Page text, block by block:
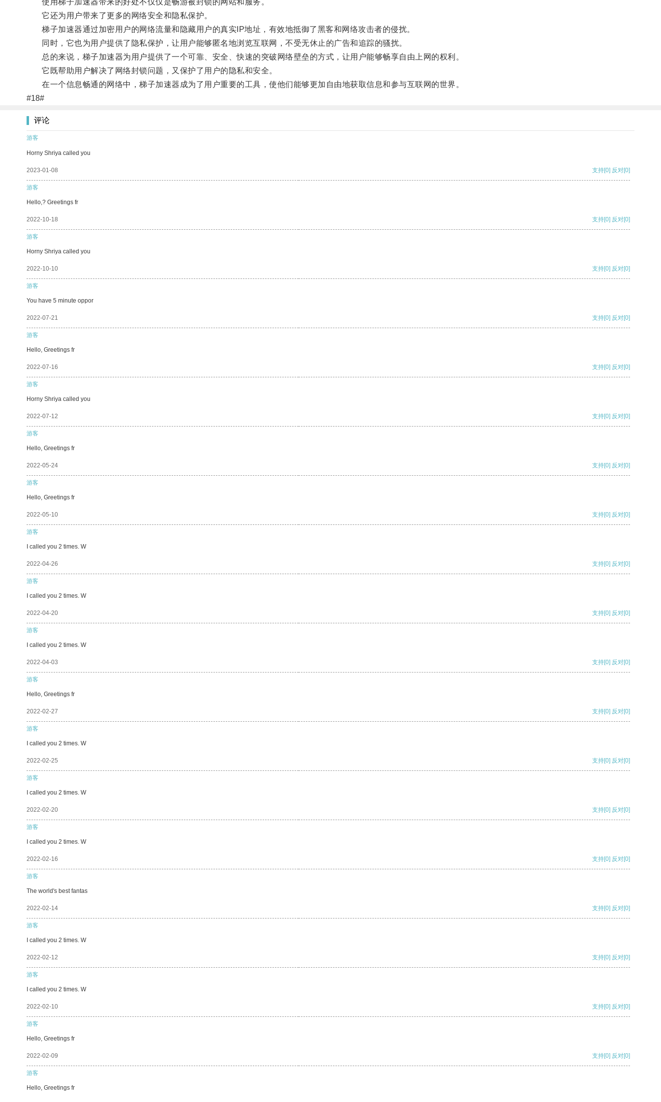
使用梯子加速器带来的好处不仅仅是畅游被封锁的网站和服务。
它还为用户带来了更多的网络安全和隐私保护。
梯子加速器通过加密用户的网络流量和隐藏用户的真实IP地址，有效地抵御了黑客和网络攻击者的侵扰。
同时，它也为用户提供了隐私保护，让用户能够匿名地浏览互联网，不受无休止的广告和追踪的骚扰。
总的来说，梯子加速器为用户提供了一个可靠、安全、快速的突破网络壁垒的方式，让用户能够畅享自由上网的权利。
它既帮助用户解决了网络封锁问题，又保护了用户的隐私和安全。
在一个信息畅通的网络中，梯子加速器成为了用户重要的工具，使他们能够更加自由地获取信息和参与互联网的世界。
#18#
评论
游客
Horny Shriya called you
2023-01-08 支持[0] 反对[0]
游客
Hello,? Greetings fr
2022-10-18 支持[0] 反对[0]
游客
Horny Shriya called you
2022-10-10 支持[0] 反对[0]
游客
You have 5 minute oppor
2022-07-21 支持[0] 反对[0]
游客
Hello, Greetings fr
2022-07-16 支持[0] 反对[0]
游客
Horny Shriya called you
2022-07-12 支持[0] 反对[0]
游客
Hello, Greetings fr
2022-05-24 支持[0] 反对[0]
游客
Hello, Greetings fr
2022-05-10 支持[0] 反对[0]
游客
I called you 2 times. W
2022-04-26 支持[0] 反对[0]
游客
I called you 2 times. W
2022-04-20 支持[0] 反对[0]
游客
I called you 2 times. W
2022-04-03 支持[0] 反对[0]
游客
Hello, Greetings fr
2022-02-27 支持[0] 反对[0]
游客
I called you 2 times. W
2022-02-25 支持[0] 反对[0]
游客
I called you 2 times. W
2022-02-20 支持[0] 反对[0]
游客
I called you 2 times. W
2022-02-16 支持[0] 反对[0]
游客
The world's best fantas
2022-02-14 支持[0] 反对[0]
游客
I called you 2 times. W
2022-02-12 支持[0] 反对[0]
游客
I called you 2 times. W
2022-02-10 支持[0] 反对[0]
游客
Hello, Greetings fr
2022-02-09 支持[0] 反对[0]
游客
Hello, Greetings fr